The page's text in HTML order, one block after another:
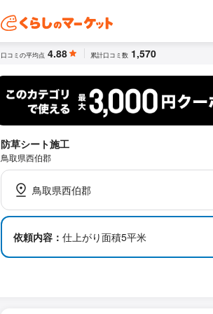
口コミの平均点 4.88 累計口コミ数 1,570
防草シート施工
鳥取県西伯郡
鳥取県西伯郡
依頼内容： 仕上がり面積5平米